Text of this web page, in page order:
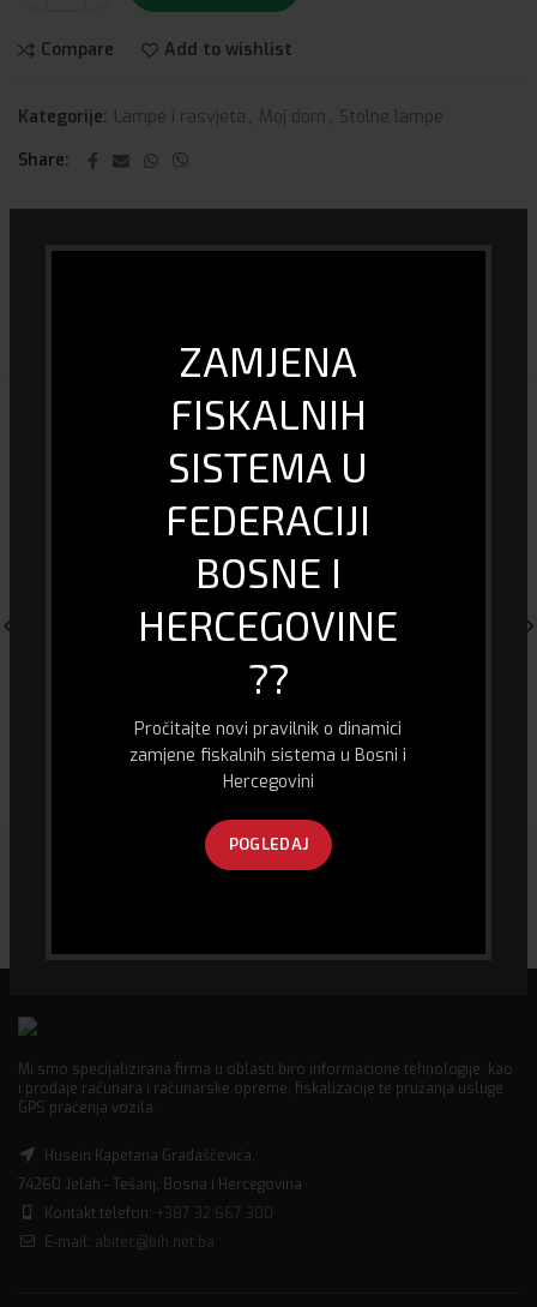
ZAMJENA
FISKALNIH
SISTEMA U
FEDERACIJI
BOSNE I
HERCEGOVINE
??
Pročitajte novi pravilnik o dinamici
zamjene fiskalnih sistema u Bosni i
Hercegovini
POGLEDAJ
Compare Add to wishlist
Kategorije: Lampe i rasvjeta , Moj dom , Stolne lampe
Share
ACME Doorbell Camera SH5210
Wifi 720p
Xiaomi Mi Usisivač Vacuum
Cleaner Light
Mi smo specijalizirana firma u oblasti biro informacione tehnologije, kao
i prodaje računara i računarske opreme, fiskalizacije te pružanja usluge
GPS praćenja vozila.
Husein Kapetana Gradaščevića,
74260 Jelah - Tešanj, Bosna i Hercegovina
Kontakt telefon: +387 32 667 300
E-mail: abitec@bih.net.ba